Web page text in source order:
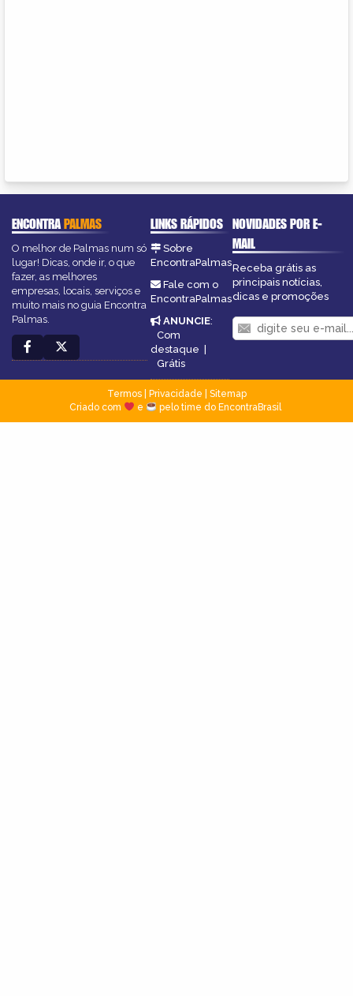
ENCONTRAPALMAS
O melhor de Palmas num só
lugar! Dicas, onde ir, o que
fazer, as melhores
empresas, locais, serviços e
muito mais no guia Encontra
Palmas.
LINKS RÁPIDOS
Sobre
EncontraPalmas
Fale com o
EncontraPalmas
ANUNCIE:
Com
destaque
Grátis
NOVIDADES POR E-
MAIL
Receba grátis as
principais notícias,
dicas e promoções
Termos| Privacidade
Sitemap
Criado com
e pelo time do EncontraBrasil